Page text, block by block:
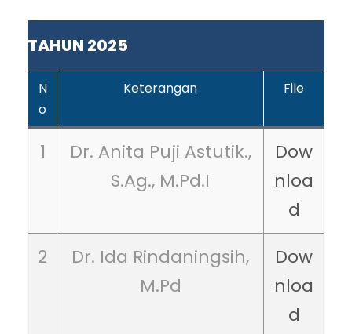
TAHUN 2025
N
o
Keterangan File
1
Dr. Anita Puji Astutik.,
S.Ag., M.Pd.I
Dow
nloa
d
2
Dr. Ida Rindaningsih,
M.Pd
Dow
nloa
d